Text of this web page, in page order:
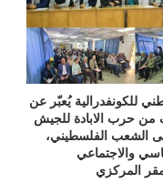
للكونفدرالية يُعبّر عن
من حرب الابادة للجيش
الشعب الفلسطيني،
والاجتماعي
المركزي